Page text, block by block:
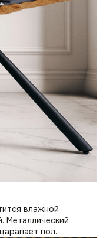
влажной
Металлический
пол.